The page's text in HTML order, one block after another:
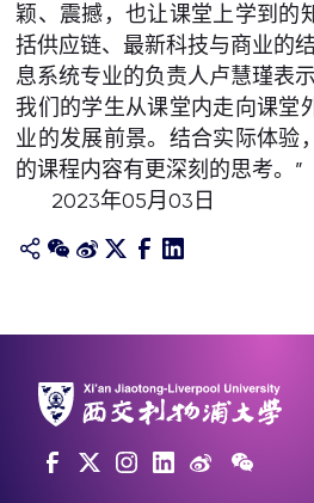
颖、震撼，也让课堂上学到的
括供应链、最新科技与商业的
息系统专业的负责人卢慧瑾表
我们的学生从课堂内走向课堂
业的发展前景。结合实际体验
的课程内容有更深刻的思考。”
2023年05月03日